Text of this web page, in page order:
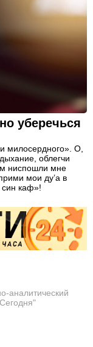
уберечься
милосердного». О,
облегчи
ниспошли мне
мои ду’а в
син каф»!
аналитический